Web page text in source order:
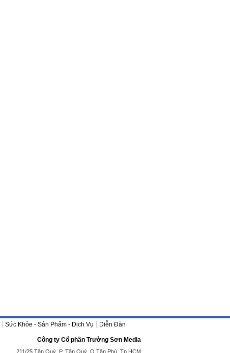
Sức Khỏe - Sản Phẩm - Dịch Vụ Diễn Đàn
Công ty Cổ phần Trường Sơn Media
211/25 Tân Quý, P. Tân Quý, Q.Tân Phú, Tp.HCM